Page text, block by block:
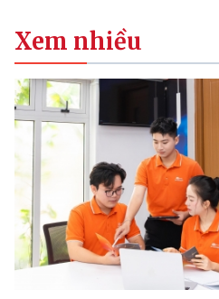
Xem nhiều